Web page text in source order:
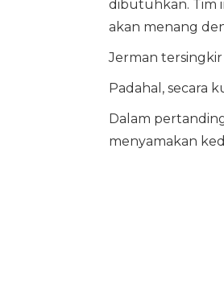
dibutuhkan. Tim
akan menang
Jerman tersingkir
Padahal, secara
Dalam
menyamakan